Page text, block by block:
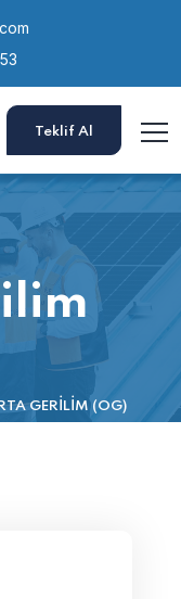
Teklif Al
GERILIM (OG)